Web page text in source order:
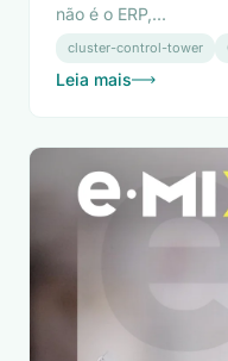
não é o ERP,...
cluster-control-tower
Leia mais